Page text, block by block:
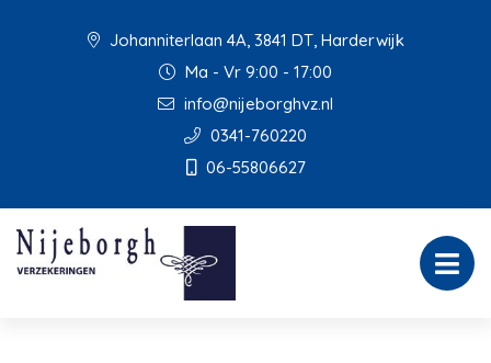
Johanniterlaan 4A, 3841 DT, Harderwijk
Ma - Vr 9:00 - 17:00
info@nijeborghvz.nl
0341-760220
06-55806627